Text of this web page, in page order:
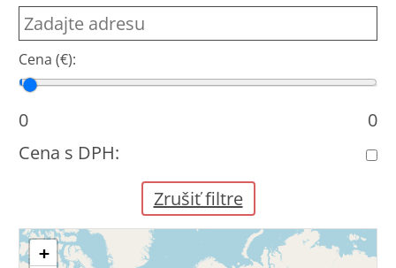
Cena (€):
Cena od
Cena do
0
0
Cena s DPH:
Zrušiť filtre
+